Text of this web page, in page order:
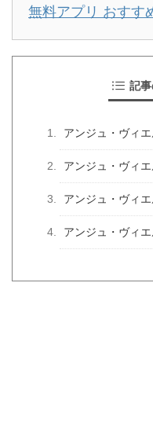
無料アプリ おすす
記事
アンジュ・ヴィ
アンジュ・ヴィ
アンジュ・ヴィ
アンジュ・ヴィ